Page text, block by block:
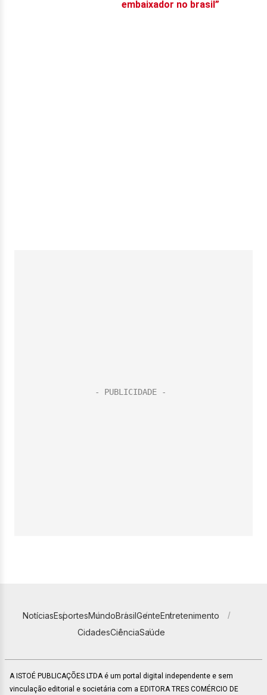
NotíciasEsportesMundoBrasilGenteEntretenimento
CidadesCiênciaSaúde
A ISTOÉ PUBLICAÇÕES LTDA é um portal digital independente e sem
vinculação editorial e societária com a EDITORA TRES COMÉRCIO DE